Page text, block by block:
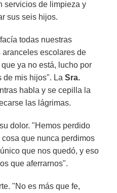
servicios de limpieza y
sus seis hijos.
todas nuestras
escolares de
ya no está, lucho por
de mis hijos". LaSra.
habla y se cepilla la
las lágrimas.
dolor. "Hemos perdido
que nunca perdimos
que nos quedó, y eso
que aferrarnos".
"No es más que fe,